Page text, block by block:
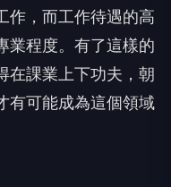
作，而工作待遇的高
業程度。有了這樣的
在課業上下功夫，朝
有可能成為這個領域